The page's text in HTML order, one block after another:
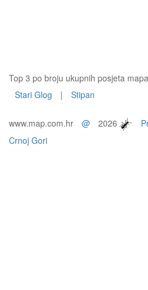
Top 3 po broju ukupnih posjeta
Stari Glog
| Stipan
www.map.com.hr @ 2026
Crnoj Gori